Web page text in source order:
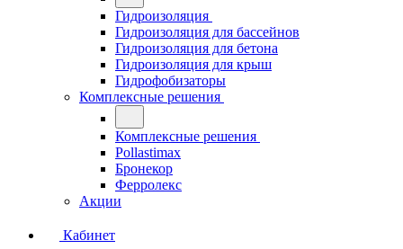
Гидроизоляция
Гидроизоляция для бассейнов
Гидроизоляция для бетона
Гидроизоляция для крыш
Гидрофобизаторы
Комплексные решения
Комплексные решения
Pollastimax
Бронекор
Ферролекс
Акции
Кабинет